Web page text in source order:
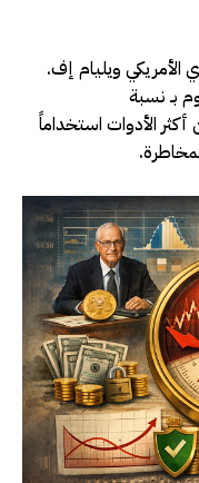
الأمريكي ويليام إف.
بـ نسبة
الأدوات استخداماً
.